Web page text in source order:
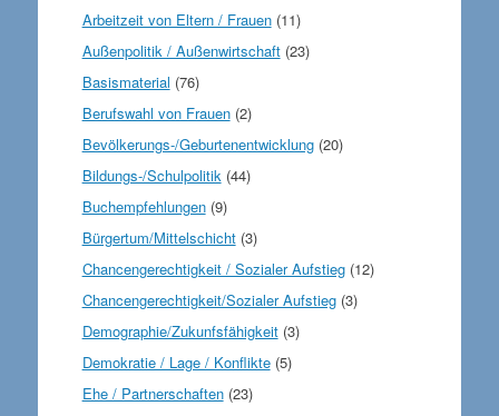
Arbeitzeit von Eltern / Frauen(11)
Außenpolitik / Außenwirtschaft(23)
Basismaterial (76)
Berufswahl von Frauen(2)
Bevölkerungs-/Geburtenentwicklung(20)
Bildungs-/Schulpolitik(44)
Buchempfehlungen(9)
Bürgertum/Mittelschicht(3)
Chancengerechtigkeit / Sozialer Aufstieg(12)
Chancengerechtigkeit/Sozialer Aufstieg(3)
Demographie/Zukunfsfähigkeit(3)
Demokratie / Lage / Konflikte(5)
Ehe / Partnerschaften(23)